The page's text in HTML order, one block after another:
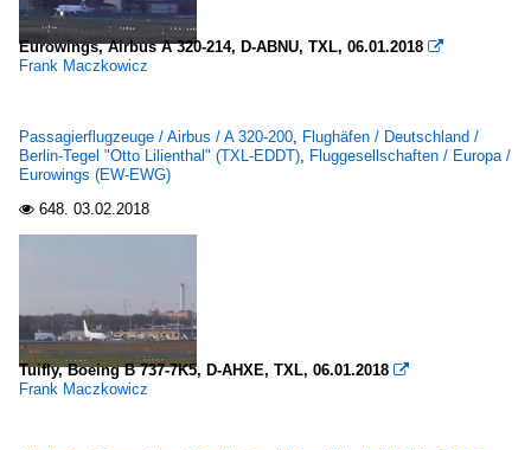
Eurowings, Airbus A 320-214, D-ABNU, TXL, 06.01.2018 
Frank Maczkowicz
Passagierflugzeuge / Airbus / A 320-200, Flughäfen / Deutschland /
Berlin-Tegel "Otto Lilienthal" (TXL-EDDT), Fluggesellschaften / Europa /
Eurowings (EW-EWG)
 648. 03.02.2018
Tuifly, Boeing B 737-7K5, D-AHXE, TXL, 06.01.2018 
Frank Maczkowicz